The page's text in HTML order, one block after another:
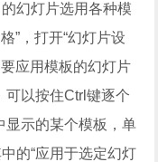
幻灯片选用各种模
”，打开“幻灯片设
应用模板的幻灯片
可以按住Ctrl键逐个
显示的某个模板，单
的“应用于选定幻灯